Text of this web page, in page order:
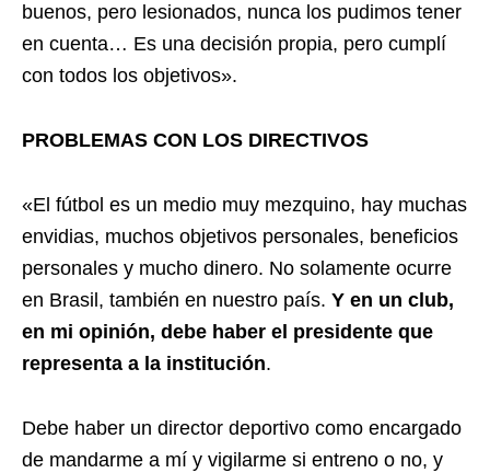
buenos, pero lesionados, nunca los pudimos tener
en cuenta… Es una decisión propia, pero cumplí
con todos los objetivos».
PROBLEMAS CON LOS DIRECTIVOS
«El fútbol es un medio muy mezquino, hay muchas
envidias, muchos objetivos personales, beneficios
personales y mucho dinero. No solamente ocurre
en Brasil, también en nuestro país. Y en un club,
en mi opinión, debe haber el presidente que
representa a la institución.
Debe haber un director deportivo como encargado
de mandarme a mí y vigilarme si entreno o no, y